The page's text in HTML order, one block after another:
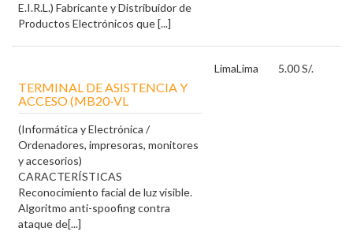
E.I.R.L.) Fabricante y Distribuidor de
Productos Electrónicos que [...]
TERMINAL DE ASISTENCIA Y
ACCESO (MB20-VL
(Informática y Electrónica /
Ordenadores, impresoras, monitores
y accesorios)
CARACTERÍSTICAS
Reconocimiento facial de luz visible.
Algoritmo anti-spoofing contra
ataque de[...]
LimaLima 5.00 S/.